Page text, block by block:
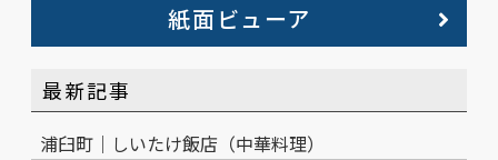
紙面ビューア
最新記事
浦臼町｜しいたけ飯店（中華料理）